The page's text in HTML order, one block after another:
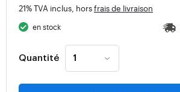
21% TVA inclus, horsfrais de livraison
en stock
Quantité